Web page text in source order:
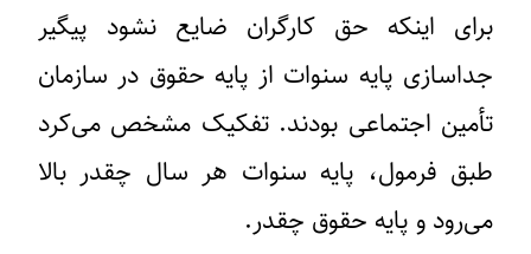
برای اینکه حق کارگران ضایع نشود پیگیر
جداسازی پایه سنوات از پایه حقوق در سازمان
تأمین اجتماعی بودند. تفکیک مشخص می‌کرد
طبق فرمول، پایه سنوات هر سال چقدر بالا
می‌رود و پایه حقوق چقدر.